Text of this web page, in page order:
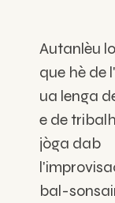
Autanlèu
que hè de
ua lenga
e de
jòga dab
bal-